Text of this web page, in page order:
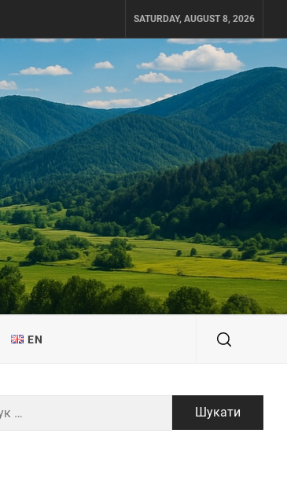
SATURDAY, AUGUST 8, 2026
EN